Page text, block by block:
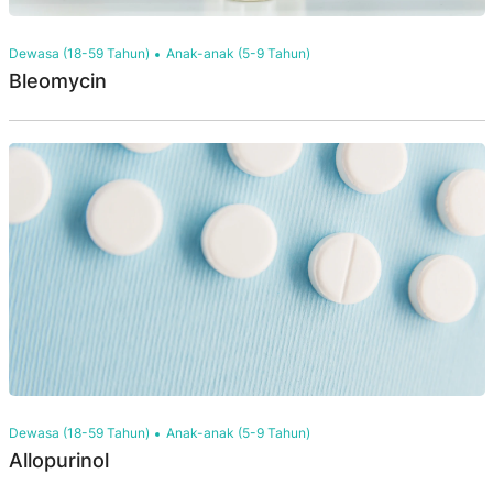
Dewasa (18-59 Tahun) Anak-anak (5-9 Tahun)
Bleomycin
Dewasa (18-59 Tahun) Anak-anak (5-9 Tahun)
Allopurinol